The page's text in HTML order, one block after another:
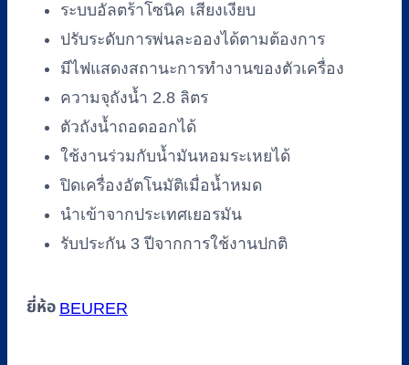
ระบบอัลตร้าโซนิค เสียงเงียบ
ปรับระดับการพ่นละอองได้ตามต้องการ
มีไฟแสดงสถานะการทำงานของตัวเครื่อง
ความจุถังน้ำ 2.8 ลิตร
ตัวถังน้ำถอดออกได้
ใช้งานร่วมกับน้ำมันหอมระเหยได้
ปิดเครื่องอัตโนมัติเมื่อน้ำหมด
นำเข้าจากประเทศเยอรมัน
รับประกัน 3 ปีจากการใช้งานปกติ
ยี่ห้อ BEURER